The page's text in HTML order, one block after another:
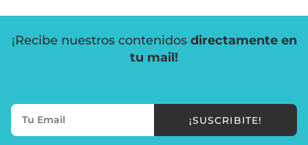
¡Recibe nuestros contenidos directamente en
tu mail!
¡SUSCRIBITE!